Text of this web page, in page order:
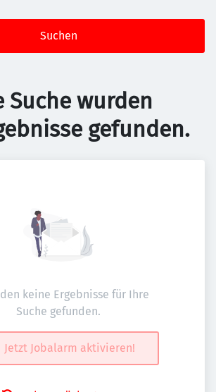
Suchen
Suche wurden
gefunden.
keine Ergebnisse für Ihre
Suche gefunden.
Jetzt Jobalarm aktivieren!